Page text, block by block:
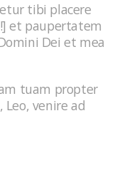
tibi placere
et paupertatem
Dei et mea
tuam propter
venire ad